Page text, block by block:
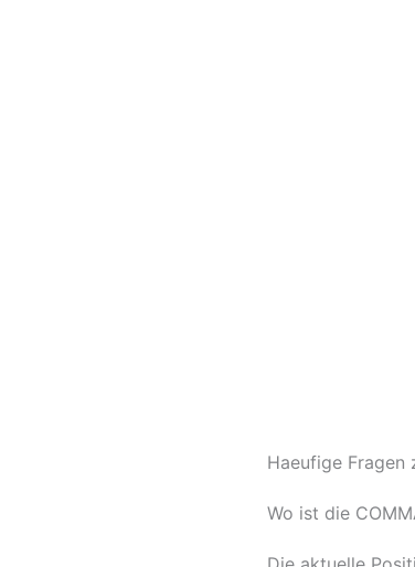
Haeufige Fragen
Wo ist die